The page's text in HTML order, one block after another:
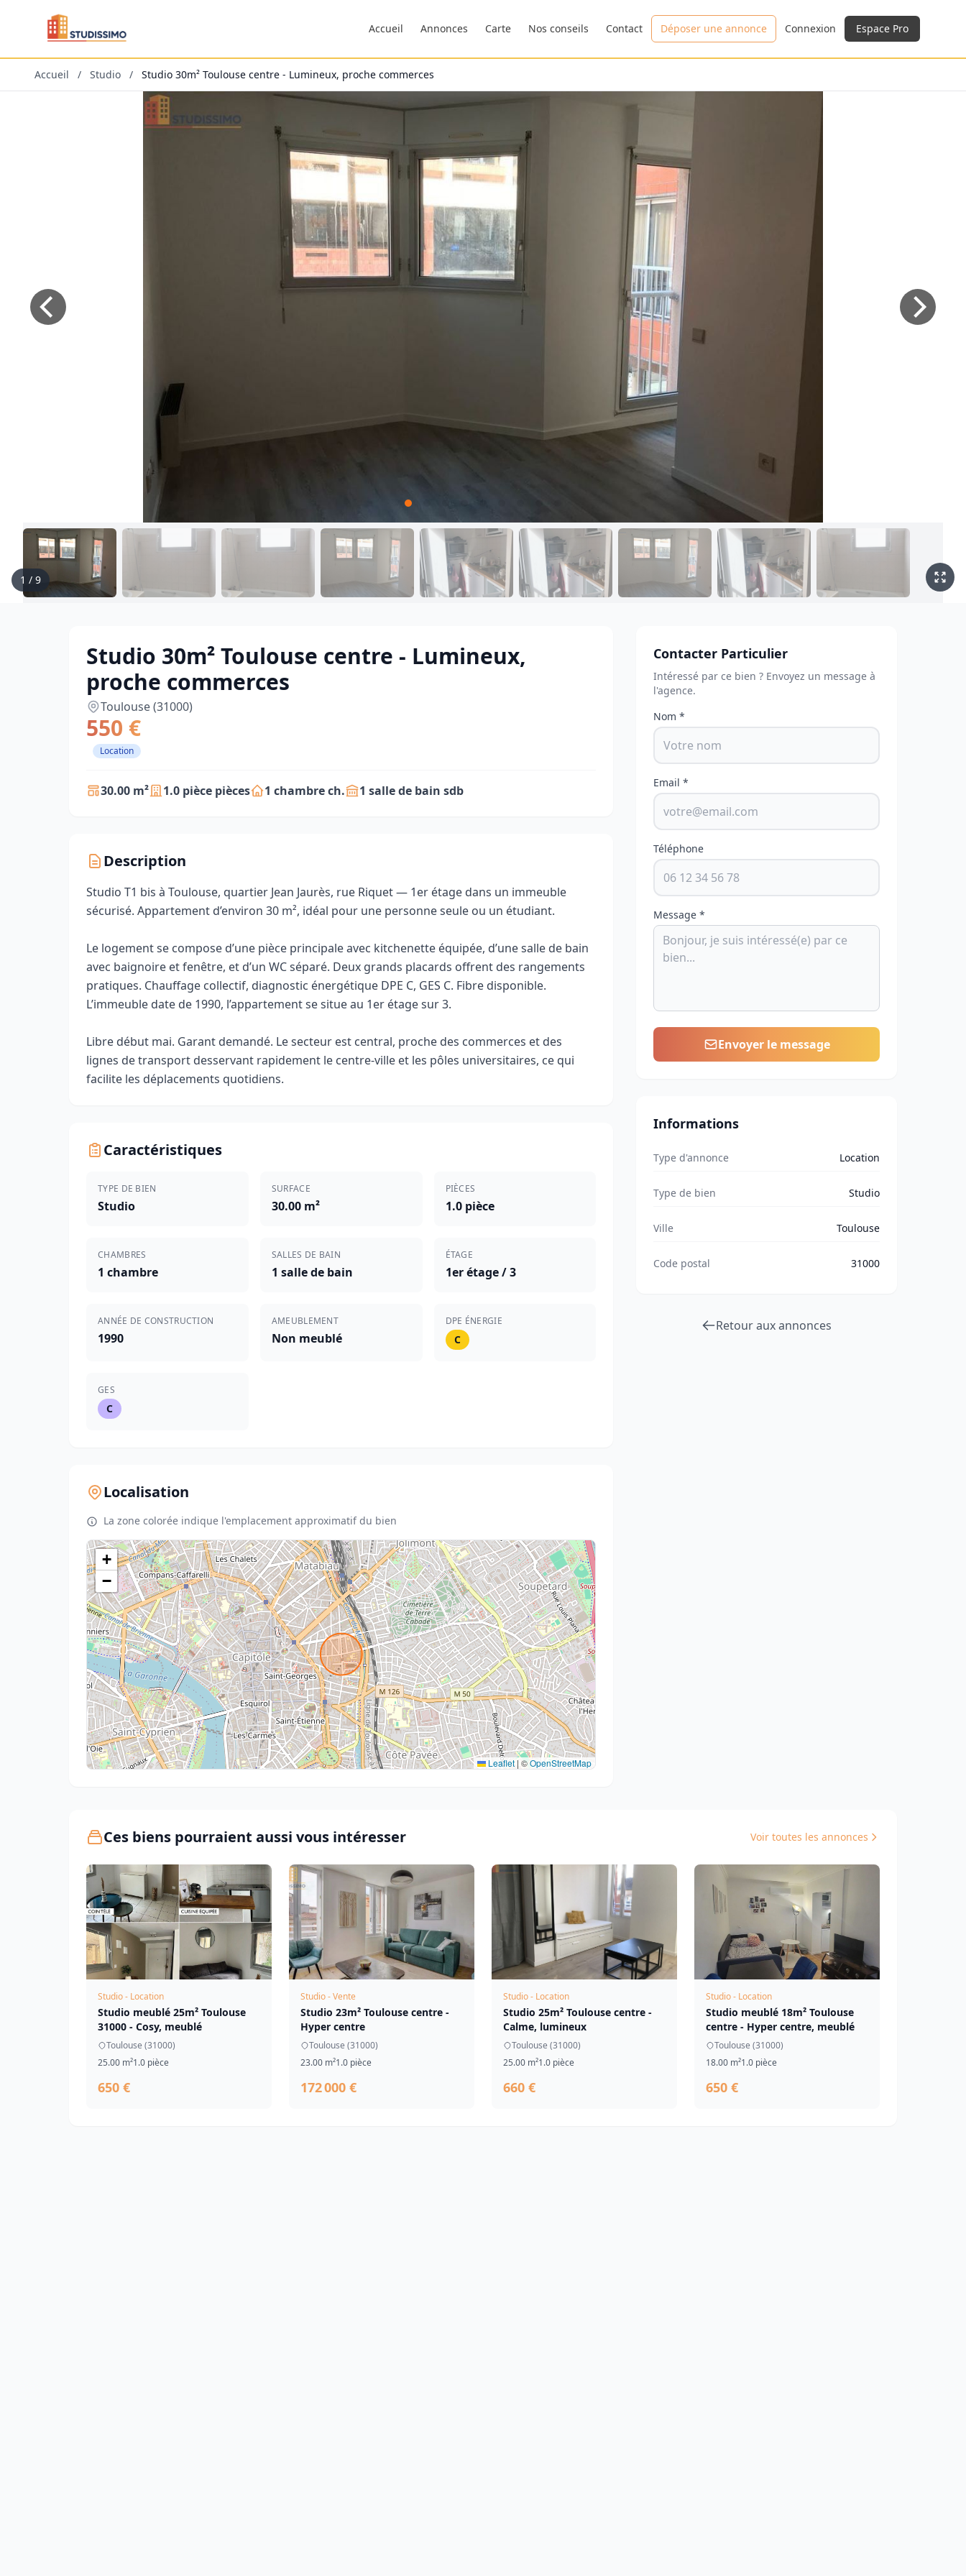
Accueil Annonces Carte Nos conseils Contact Déposer une annonce Connexion Espace Pro
Accueil / Studio / Studio 30m² Toulouse centre - Lumineux, proche commerces
1 / 9
Studio 30m² Toulouse centre - Lumineux,
proche commerces
Toulouse (31000)
550 €
Location
30.00 m² 1.0 pièce pièces 1 chambre ch. 1 salle de bain sdb
Description
Studio T1 bis à Toulouse, quartier Jean Jaurès, rue Riquet — 1er étage dans un immeuble
sécurisé. Appartement d’environ 30 m², idéal pour une personne seule ou un étudiant.
Le logement se compose d’une pièce principale avec kitchenette équipée, d’une salle de bain
avec baignoire et fenêtre, et d’un WC séparé. Deux grands placards offrent des rangements
pratiques. Chauffage collectif, diagnostic énergétique DPE C, GES C. Fibre disponible.
L’immeuble date de 1990, l’appartement se situe au 1er étage sur 3.
Libre début mai. Garant demandé. Le secteur est central, proche des commerces et des
lignes de transport desservant rapidement le centre-ville et les pôles universitaires, ce qui
facilite les déplacements quotidiens.
Caractéristiques
TYPE DE BIEN
Studio
SURFACE
30.00 m²
PIÈCES
1.0 pièce
CHAMBRES
1 chambre
SALLES DE BAIN
1 salle de bain
ÉTAGE
1er étage / 3
ANNÉE DE CONSTRUCTION
1990
AMEUBLEMENT
Non meublé
DPE ÉNERGIE
C
GES
C
Localisation
La zone colorée indique l'emplacement approximatif du bien
+
−
Leaflet | ©OpenStreetMap
Contacter Particulier
Intéressé par ce bien ? Envoyez un message à
l'agence.
Nom *
Email *
Téléphone
Message *
Envoyer le message
Informations
Type d'annonce Location
Type de bien Studio
Ville Toulouse
Code postal 31000
Retour aux annonces
Ces biens pourraient aussi vous intéresser Voir toutes les annonces
Studio - Location
Studio meublé 25m² Toulouse
31000 - Cosy, meublé
Toulouse (31000)
25.00 m²1.0 pièce
650 €
Studio - Vente
Studio 23m² Toulouse centre -
Hyper centre
Toulouse (31000)
23.00 m²1.0 pièce
172 000 €
Studio - Location
Studio 25m² Toulouse centre -
Calme, lumineux
Toulouse (31000)
25.00 m²1.0 pièce
660 €
Studio - Location
Studio meublé 18m² Toulouse
centre - Hyper centre, meublé
Toulouse (31000)
18.00 m²1.0 pièce
650 €